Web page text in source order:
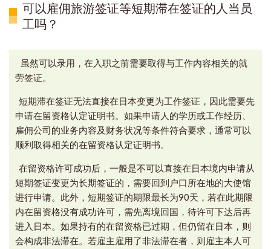
可以雇佣旅游签证等短期滞在签证的人当员
工吗？
虽然可以录用，在入职之前需要取得与工作内容相关的就
劳签证。
短期滞在签证无法直接在日本变更为工作签证， 因此需要先
申请在留资格认定证明书。如果申请人的学历或工作经历、
雇佣公司的业务内容及财务状况等条件符合要求， 通常可以
顺利取得相关的在留资格认定证明书。
在留资格许可成功后，一般是不可以直接在日本境内申请从
短期签证变更为长期签证的，需要回到户口所在地的大使馆
进行申请。 此外，短期签证的期限最长为90天， 若在此期限
内在留资格没有成功许可，需先离境回国，待许可下达后再
进入日本。 如果持有的在留资格已过期，但仍留在日本，则
会构成非法滞在。 若雇主雇用了非法滞在者， 则雇主本人可